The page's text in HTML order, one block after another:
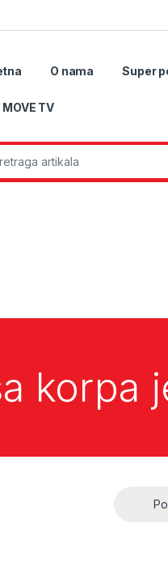
O nama Super
MOVE TV
for:
korpa